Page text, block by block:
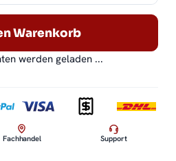
Warenkorb
werden geladen ...
Fachhandel Support